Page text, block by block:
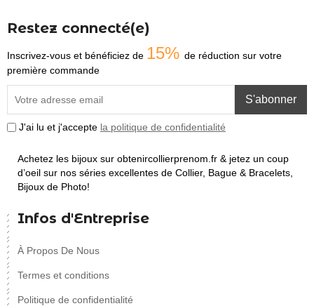
Restez connecté(e)
Inscrivez-vous et bénéficiez de 15% de réduction sur votre
première commande
S'abonner
J'ai lu et j'accepte la politique de confidentialité
Achetez les bijoux sur obtenircollierprenom.fr & jetez un coup
d’oeil sur nos séries excellentes de Collier, Bague & Bracelets,
Bijoux de Photo!
Infos d'Entreprise
À Propos De Nous
Termes et conditions
Politique de confidentialité